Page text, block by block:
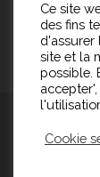
Ce site
des fins
d'assurer
site et la
possible.
Cookie